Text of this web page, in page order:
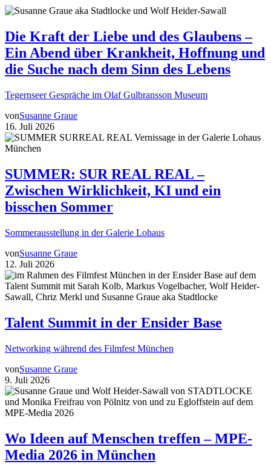
Die Kraft der Liebe und des Glaubens –
Ein Abend über Krankheit, Hoffnung und
die Suche nach dem Sinn des Lebens
Tegernseer Gespräche im Olaf Gulbransson Museum
vonSusanne Graue
16. Juli 2026
SUMMER: SUR REAL REAL –
Zwischen Wirklichkeit, KI und ein
bisschen Sommer
Sommerausstellung in der Galerie Lohaus
vonSusanne Graue
12. Juli 2026
Talent Summit in der Ensider Base
Networking während des Filmfest München
vonSusanne Graue
9. Juli 2026
Wo Ideen auf Menschen treffen – MPE-
Media 2026 in München